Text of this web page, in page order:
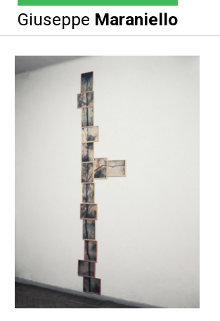
Giuseppe Maraniello